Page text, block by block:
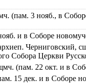
(пам. 3 нояб., в
и в Соборе
Черниговский,
Собора Церкви
(пам. 22 окт. и в
15 дек. и в Соборе